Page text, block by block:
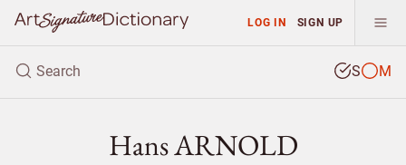
LOG IN SIGN UP
S M
Hans ARNOLD